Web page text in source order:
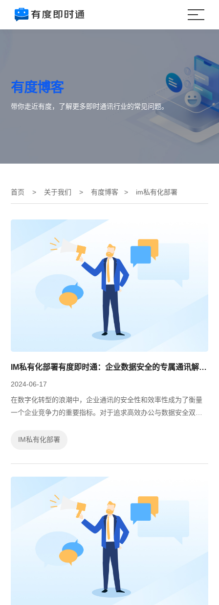
有度博客
带你走近有度，了解更多即时通讯行业的常见问题。
首页 > 关于我们 >有度博客 > im私有化部署
IM私有化部署有度即时通：企业数据安全的专属通讯解决方案
2024-06-17
在数字化转型的浪潮中，企业通讯的安全性和效率性成为了衡量
一个企业竞争力的重要指标。对于追求高效办公与数据安全双重
度即时通作为一款专为企业设计的...
IM私有化部署